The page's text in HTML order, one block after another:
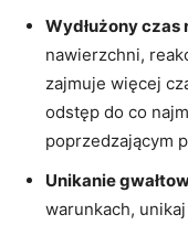
Wydłużony czas
nawierzchni,
zajmuje więcej
odstęp do co
poprzedzającym
Unikanie
warunkach,